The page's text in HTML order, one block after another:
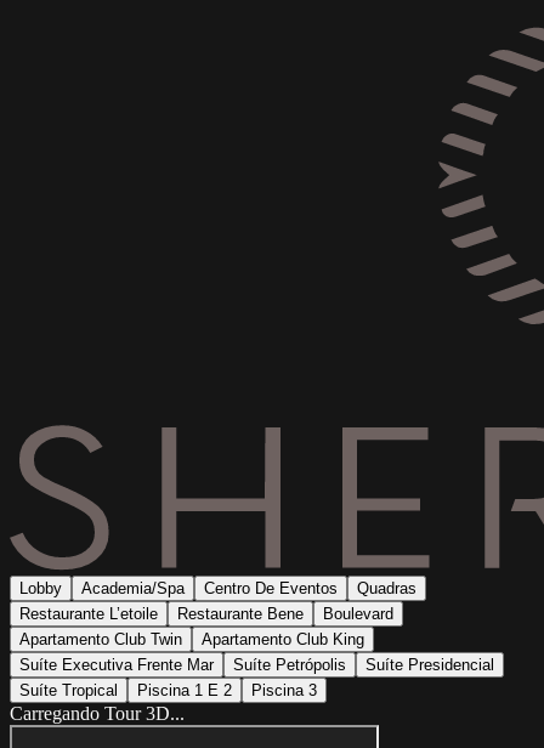
Lobby Academia/Spa Centro De Eventos
Quadras
Restaurante L’etoile
Restaurante Bene
Boulevard
Apartamento Club Twin
Apartamento Club King
Suíte Executiva Frente Mar
Suíte Petrópolis
Suíte Presidencial
Suíte Tropical
Piscina 1 E 2 Piscina 3
Carregando Tour 3D...